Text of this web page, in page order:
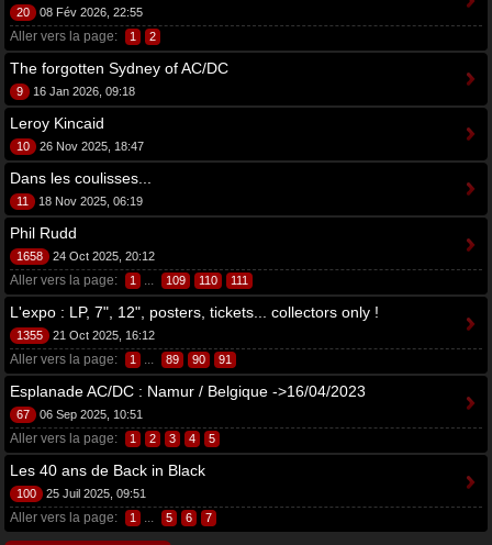
20 08 Fév 2026, 22:55
Aller vers la page: 1 2
The forgotten Sydney of AC/DC
9 16 Jan 2026, 09:18
Leroy Kincaid
10 26 Nov 2025, 18:47
Dans les coulisses...
11 18 Nov 2025, 06:19
Phil Rudd
1658 24 Oct 2025, 20:12
Aller vers la page: 1 ... 109 110 111
L'expo : LP, 7", 12", posters, tickets... collectors only !
1355 21 Oct 2025, 16:12
Aller vers la page: 1 ... 89 90 91
Esplanade AC/DC : Namur / Belgique ->16/04/2023
67 06 Sep 2025, 10:51
Aller vers la page: 1 2 3 4 5
Les 40 ans de Back in Black
100 25 Juil 2025, 09:51
Aller vers la page: 1 ... 5 6 7